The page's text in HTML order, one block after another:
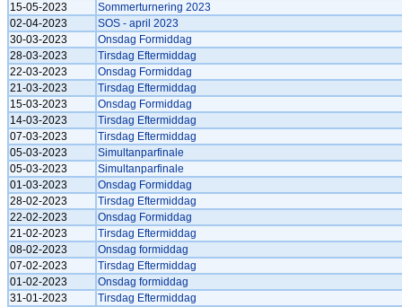
15-05-2023
Sommerturnering 2023
02-04-2023
SOS - april 2023
30-03-2023
Onsdag Formiddag
28-03-2023
Tirsdag Eftermiddag
22-03-2023
Onsdag Formiddag
21-03-2023
Tirsdag Eftermiddag
15-03-2023
Onsdag Formiddag
14-03-2023
Tirsdag Eftermiddag
07-03-2023
Tirsdag Eftermiddag
05-03-2023
Simultanparfinale
05-03-2023
Simultanparfinale
01-03-2023
Onsdag Formiddag
28-02-2023
Tirsdag Eftermiddag
22-02-2023
Onsdag Formiddag
21-02-2023
Tirsdag Eftermiddag
08-02-2023
Onsdag formiddag
07-02-2023
Tirsdag Eftermiddag
01-02-2023
Onsdag formiddag
31-01-2023
Tirsdag Eftermiddag